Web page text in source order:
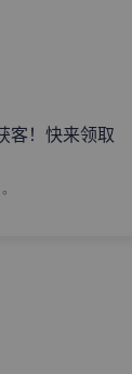
客！快来领取